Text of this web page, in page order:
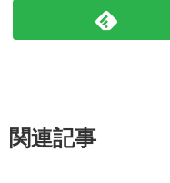
関連記事